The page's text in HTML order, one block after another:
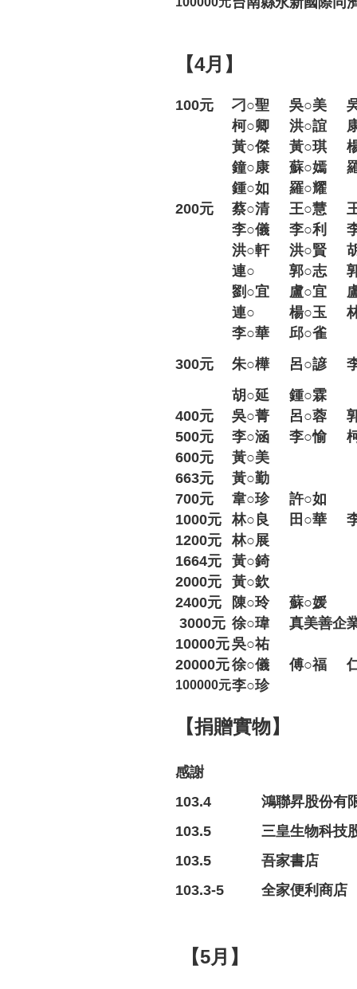
【4月】
100元 刁○聖 吳○美
柯○卿
洪○誼
黃○傑
黃○琪
鐘○康
蘇○嫣
鍾○如
羅○耀
200元
蔡○清 王○慧
李○儀
李○利
洪○軒
洪○賢
連○
郭○志
劉○宜
盧○宜
連○
楊○玉
李○華
邱○雀
300元
朱○樺 呂○諺
胡○延
鍾○霖
400元
吳○菁 呂○蓉
500元
李○涵 李○愉
600元
黃○美
663元
黃○勤
700元
韋○珍
許○如
1000元
林○良 田○華
1200元
林○展
1664元
黃○錡
2000元
黃○欽
2400元
陳○玲
蘇○媛
3000元 徐○瑋
真美善企
10000元吳○祐
20000元徐○儀 傅○福
100000元李○珍
【捐贈實物】
感謝
103.4
鴻聯昇股份有
103.5
三皇生物科技
103.5
吾家書店
103.3-5
全家便利商店
【5月】